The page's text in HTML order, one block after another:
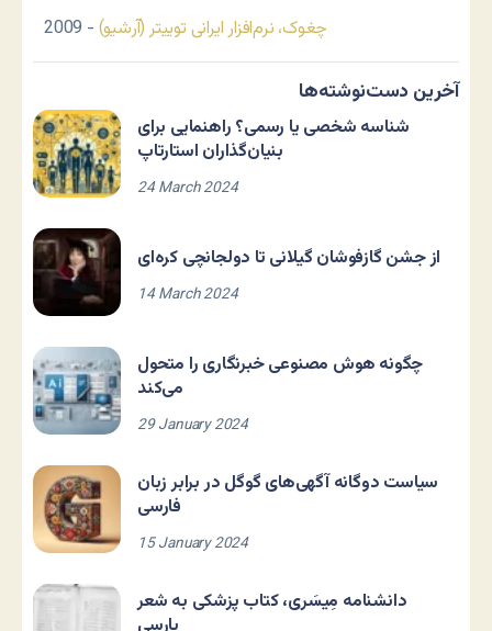
چغوک، نرم‌افزار ایرانی توییتر (آرشیو) - 2009
آخرین دست‌نوشته‌ها
شناسه شخصی یا رسمی؟ راهنمایی برای
بنیان‌گذاران استارتاپ
24 March 2024
از جشن گازفوشان گیلانی تا دولجانچی کره‌ای
14 March 2024
چگونه هوش مصنوعی خبرنگاری را متحول
می‌کند
29 January 2024
سیاست دوگانه آگهی‌های گوگل در برابر زبان
فارسی
15 January 2024
دانشنامه مِیسَری، کتاب پزشکی به شعر